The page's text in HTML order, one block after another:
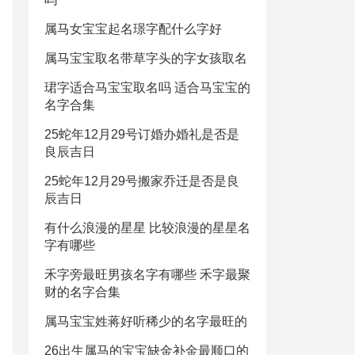
属马女宝宝起名璟字配什么字好
属马宝宝取名带草字头的字女孩取名
珺字适合马宝宝取名吗 适合马宝宝的
名字合集
25蛇年12月29号订婚办婚礼是否是
良辰吉日
25蛇年12月29号搬家乔迁是否是良
辰吉日
有什么浪漫的星星 比较浪漫的星星名
字有哪些
禾字旁最旺男孩名字有哪些 禾字最聚
财的名字合集
属马宝宝姓蒋好听稀少的名字最旺的
26出生属马的宝宝缺金补金最顺口的